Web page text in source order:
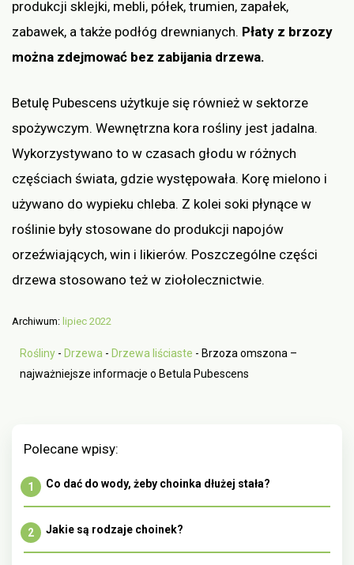
produkcji sklejki, mebli, półek, trumien, zapałek,
zabawek, a także podłóg drewnianych. Płaty z brzozy
można zdejmować bez zabijania drzewa.
Betulę Pubescens użytkuje się również w sektorze
spożywczym. Wewnętrzna kora rośliny jest jadalna.
Wykorzystywano to w czasach głodu w różnych
częściach świata, gdzie występowała. Korę mielono i
używano do wypieku chleba. Z kolei soki płynące w
roślinie były stosowane do produkcji napojów
orzeźwiających, win i likierów. Poszczególne części
drzewa stosowano też w ziołolecznictwie.
Archiwum: lipiec 2022
Rośliny - Drzewa - Drzewa liściaste - Brzoza omszona –
najważniejsze informacje o Betula Pubescens
Polecane wpisy:
Co dać do wody, żeby choinka dłużej stała?
Jakie są rodzaje choinek?